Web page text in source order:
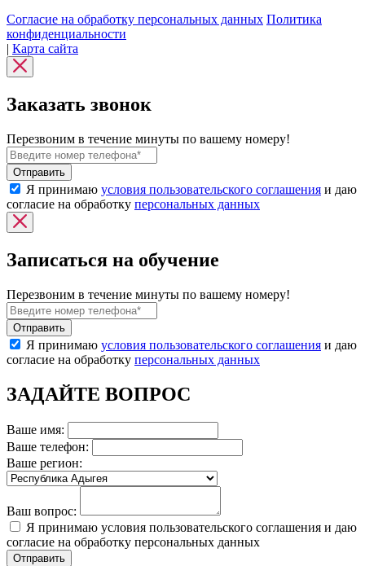
Согласие на обработку персональных данных Политика
конфиденциальности
| Карта сайта
Заказать звонок
Перезвоним в течение минуты по вашему номеру!
Я принимаю условия пользовательского соглашения и даю
согласие на обработку персональных данных
Записаться на обучение
Перезвоним в течение минуты по вашему номеру!
Я принимаю условия пользовательского соглашения и даю
согласие на обработку персональных данных
ЗАДАЙТЕ ВОПРОС
Ваше имя:
Ваше телефон:
Ваше регион:
Ваш вопрос:
Я принимаю условия пользовательского соглашения и даю
согласие на обработку персональных данных